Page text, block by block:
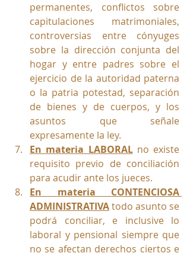
permanentes, conflictos sobre
capitulaciones matrimoniales,
controversias entre cónyuges
sobre la dirección conjunta del
hogar y entre padres sobre el
ejercicio de la autoridad paterna
o la patria potestad, separación
de bienes y de cuerpos, y los
asuntos que señale
expresamente la ley.
En materia LABORAL no existe
requisito previo de conciliación
para acudir ante los jueces.
En materia CONTENCIOSA
ADMINISTRATIVAtodo asunto se
podrá conciliar, e inclusive lo
laboral y pensional siempre que
no se afectan derechos ciertos e